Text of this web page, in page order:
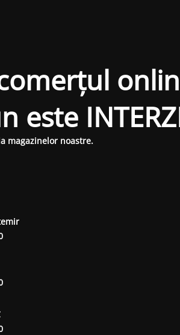
magazinelor noastre.